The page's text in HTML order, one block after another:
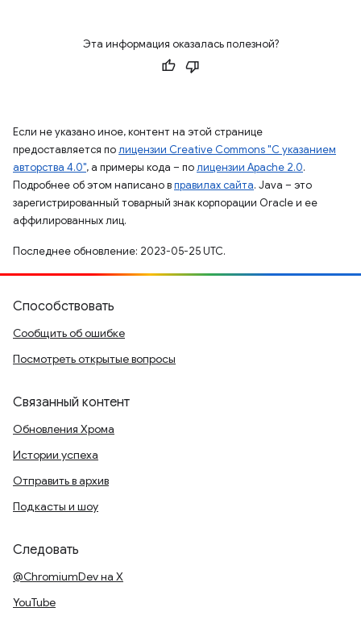
Эта информация оказалась полезной?
Если не указано иное, контент на этой странице
предоставляется полицензии Creative Commons "С указанием
авторства 4.0", а примеры кода – полицензии Apache 2.0.
Подробнее об этом написано вправилах сайта. Java – это
зарегистрированный товарный знак корпорации Oracle и ее
аффилированных лиц.
Последнее обновление: 2023-05-25 UTC.
Способствовать
Сообщить об ошибке
Посмотреть открытые вопросы
Связанный контент
Обновления Хрома
Истории успеха
Отправить в архив
Подкасты и шоу
Следовать
@ChromiumDev на X
YouTube